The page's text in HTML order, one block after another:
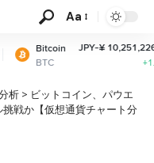
Aa
JPY-¥ 10,251,226.12
析 > ビットコイン、パウエ
戦か【仮想通貨チャート分